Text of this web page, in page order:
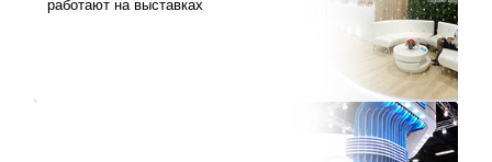
работают на выставках